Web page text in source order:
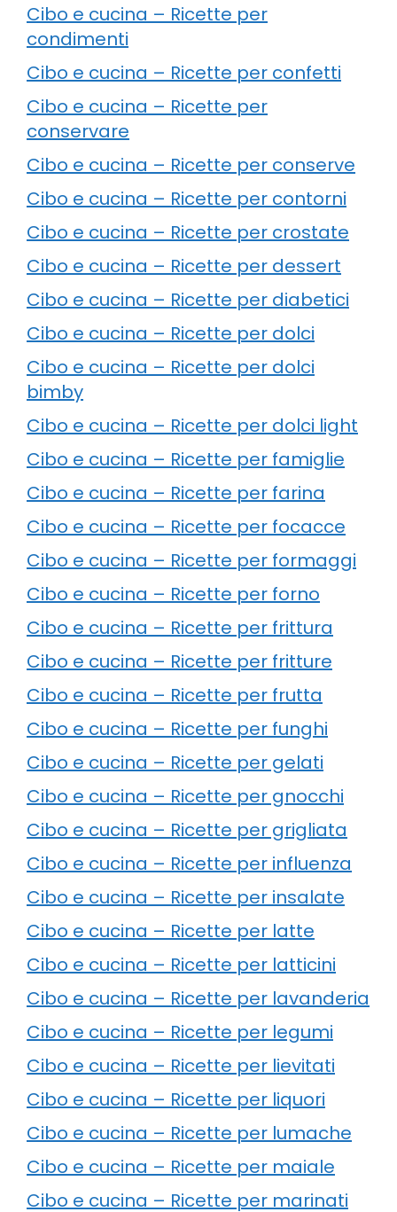
Cibo e cucina – Ricette per
condimenti
Cibo e cucina – Ricette per confetti
Cibo e cucina – Ricette per
conservare
Cibo e cucina – Ricette per conserve
Cibo e cucina – Ricette per contorni
Cibo e cucina – Ricette per crostate
Cibo e cucina – Ricette per dessert
Cibo e cucina – Ricette per diabetici
Cibo e cucina – Ricette per dolci
Cibo e cucina – Ricette per dolci
bimby
Cibo e cucina – Ricette per dolci light
Cibo e cucina – Ricette per famiglie
Cibo e cucina – Ricette per farina
Cibo e cucina – Ricette per focacce
Cibo e cucina – Ricette per formaggi
Cibo e cucina – Ricette per forno
Cibo e cucina – Ricette per frittura
Cibo e cucina – Ricette per fritture
Cibo e cucina – Ricette per frutta
Cibo e cucina – Ricette per funghi
Cibo e cucina – Ricette per gelati
Cibo e cucina – Ricette per gnocchi
Cibo e cucina – Ricette per grigliata
Cibo e cucina – Ricette per influenza
Cibo e cucina – Ricette per insalate
Cibo e cucina – Ricette per latte
Cibo e cucina – Ricette per latticini
Cibo e cucina – Ricette per lavanderia
Cibo e cucina – Ricette per legumi
Cibo e cucina – Ricette per lievitati
Cibo e cucina – Ricette per liquori
Cibo e cucina – Ricette per lumache
Cibo e cucina – Ricette per maiale
Cibo e cucina – Ricette per marinati